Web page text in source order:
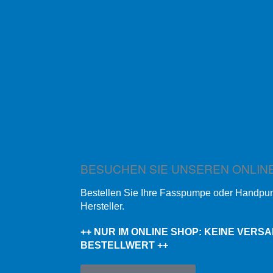
BESUCHEN SIE UNSEREN
Bestellen Sie Ihre Fasspumpe oder
Hersteller.
++ NUR IM ONLINE SHOP: KEINE
BESTELLWERT ++